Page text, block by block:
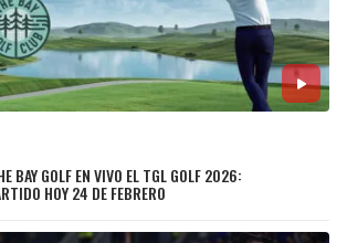
BAY GOLF EN VIVO EL TGL GOLF 2026:
HOY 24 DE FEBRERO